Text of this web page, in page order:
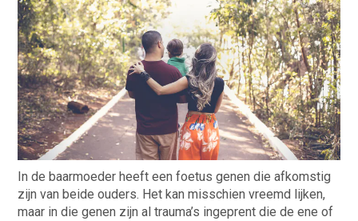
In de baarmoeder heeft een foetus genen die afkomstig
zijn van beide ouders. Het kan misschien vreemd lijken,
maar in die genen zijn al trauma’s ingeprent die de ene of